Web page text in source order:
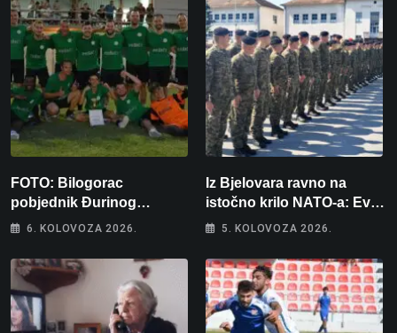
FOTO: Bilogorac
pobjednik Đurinog
memorijala
6. KOLOVOZA 2026.
Iz Bjelovara ravno na
istočno krilo NATO-a: Evo
kamo odlazi 82 hrvatska
5. KOLOVOZA 2026.